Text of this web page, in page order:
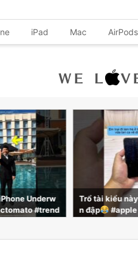
iPad Mac AirPods
xứng đáng ă
#smartphon
Terimakasih
a selama ini